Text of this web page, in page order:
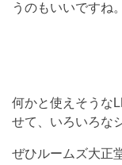
うのもいいですね
何かと使えそうな
せて、いろいろな
ぜひルームズ大正